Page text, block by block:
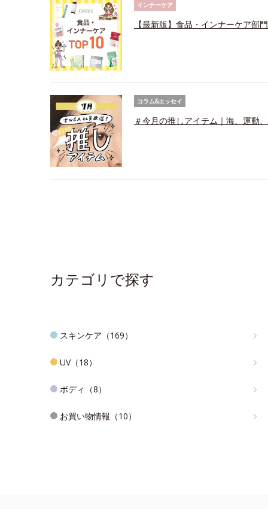
インナーケア
【最新版】食品・インナーケア部
コラム&エッセイ
＃今月の推しアイテム｜海、運動
カテゴリで探す
スキンケア（169）
UV（18）
ボディ（8）
お買い物情報（10）